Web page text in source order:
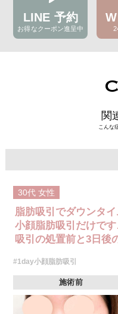
LINE 予約
お得なクーポン進呈中
関
こんな
30代 女性
脂肪吸引でダウンタ
小顔脂肪吸引だけで
吸引の処置前と3日後
#1day小顔脂肪吸引
施術前